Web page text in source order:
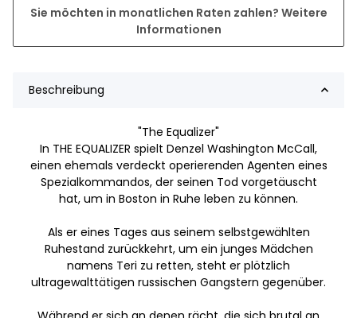
Sie möchten in monatlichen Raten zahlen? Weitere
Informationen
Beschreibung
"The Equalizer"
In THE EQUALIZER spielt Denzel Washington McCall,
einen ehemals verdeckt operierenden Agenten eines
Spezialkommandos, der seinen Tod vorgetäuscht
hat, um in Boston in Ruhe leben zu können.
Als er eines Tages aus seinem selbstgewählten
Ruhestand zurückkehrt, um ein junges Mädchen
namens Teri zu retten, steht er plötzlich
ultragewalttätigen russischen Gangstern gegenüber.